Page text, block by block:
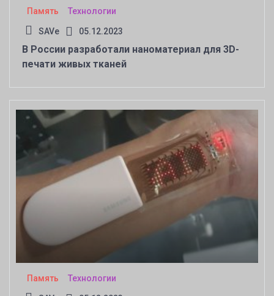
Память Технологии
SAVe 05.12.2023
В России разработали наноматериал для 3D-
печати живых тканей
Память Технологии